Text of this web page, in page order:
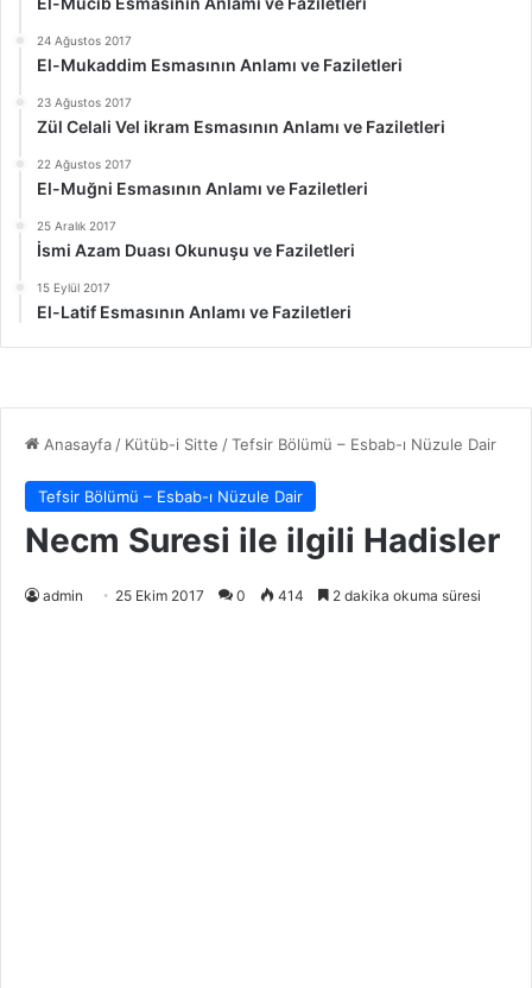
24 Ağustos 2017
El-Mukaddim Esmasının Anlamı ve Faziletleri
23 Ağustos 2017
Zül Celali Vel ikram Esmasının Anlamı ve Faziletleri
22 Ağustos 2017
El-Muğni Esmasının Anlamı ve Faziletleri
25 Aralık 2017
İsmi Azam Duası Okunuşu ve Faziletleri
15 Eylül 2017
El-Latif Esmasının Anlamı ve Faziletleri